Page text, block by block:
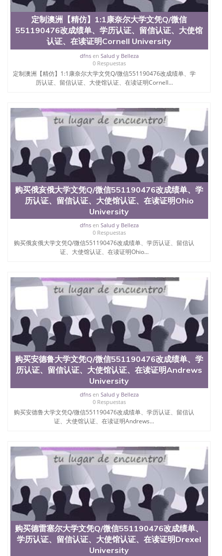
结构（包括：水印，阴影底纹，钢印LOGO烫金烫
银，LOGO烫金烫银复合重叠。 文字图案浮雕，激光
镭射，紫外荧光，温感，复印防伪）都有原版本文凭
对照。质量得到了广大海外客户群体的认可，同时和
海外学校留学中介， 同时能做到与时俱进，及时掌握
各大院校的（毕业证，成绩单，资格证，学生卡，结
业证，录取通知书，在读证明等相关材料）的版本更
新信息， 能够在时间掌握的海外学历文凭的样版，尺
寸大小，纸张材质，防伪技术等等，并在时间收集到
质和效率不断优化，为您倾情诠释什么是高性价比。
咨询顾问：Sam q/微信:551190476 Q/微
信:551190476办理毕业证成绩单、教育部认证,录取通
知书，雅思，留学回国证明.
公司专业制作、办理、仿制、成绩单文凭、改成绩、
教育部学历学位认证、毕业证、成绩单、文凭、学历
文凭、假文凭假毕业证假学历书制作、假制作、办
理、仿制学位证书、毕业证文凭、文凭毕业证、毕业
证认证、留服认证、使馆认证、使馆证明、使馆留学
回国人员证明、留学生认证、学历认证、文凭认证学
位认证、留学生学历认证、留学生学位认证、英国文
凭学历、美国文凭学历、澳洲文凭学历、加拿大文凭
学历、新西兰学历认证等q:551190476 微信：
551190476 圣何塞州立大学毕业证（San Jose State
University）圣何塞州立大学毕业证（San Jose State
University）圣何塞州立大学成绩单（ San Jose State
University）圣何塞州立大学成绩单（San Jose State
University）成绩单圣何塞州立大学文凭（San Jose
State University）圣何塞州立大学（San Jose State
University）圣何塞州立大学（San Jose State
University）圣何塞州立大学（ San Jose State
University）圣何塞州立大学（San Jose State
University）圣何塞州立大学文凭（San Jose State
University）圣何塞州立大学文凭（San Jose State
University）文凭圣何塞州立大学文凭（San Jose
State University）圣何塞州立大学学历（ San Jose
State University）圣何塞州立大学学历（San Jose
State University）圣何塞州立大学学历（San Jose
State University）圣 塞州立大学学历（San Jose
State University）圣何塞州立大学（San Jose State
University）圣何塞州立大学（San Jose State
University）圣何塞州立大学学位证（San Jose State
University）圣何塞州立大学学位证（San Jose State
University）圣何塞州立大学学位证（San Jose State
University）圣何塞州立大学（San Jose State
University）圣何塞州立大学（San Jose State
University）圣何塞州立大学（San Jose State
University）圣何塞州立大学（San Jose State
University）圣何塞州立大学学位证（San Jose State
University）圣何塞州立大学学位证（San Jose State
University）圣何塞州立大学结业证（San Jose State
University）圣何塞州立大学结业证（San Jose State
University）圣何塞州立大学结业证（San Jose State
定制澳洲【精仿】1:1康奈尔大学文凭Q/微信
551190476改成绩单、学历认证、留信认证、大使馆
认证、在读证明Cornell University
dfnsen Salud y Belleza
0 Respuestas
定制澳洲【精仿】1:1康奈尔大学文凭Q/微信551190476改成绩单、学
历认证、留信认证、大使馆认证、在读证明Cornell...
购买俄亥俄大学文凭Q/微信551190476改成绩单、学
历认证、留信认证、大使馆认证、在读证明Ohio
University
dfnsen Salud y Belleza
0 Respuestas
购买俄亥俄大学文凭Q/微信551190476改成绩单、学历认证、留信认
证、大使馆认证、在读证明Ohio...
购买安德鲁大学文凭Q/微信551190476改成绩单、学
历认证、留信认证、大使馆认证、在读证明Andrews
University
dfnsen Salud y Belleza
0 Respuestas
购买安德鲁大学文凭Q/微信551190476改成绩单、学历认证、留信认
证、大使馆认证、在读证明Andrews...
购买德雷塞尔大学文凭Q/微信551190476改成绩单、
学历认证、留信认证、大使馆认证、在读证明Drexel
University